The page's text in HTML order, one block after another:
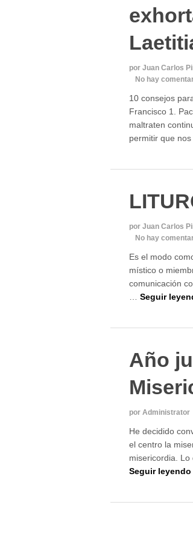
por Juan Carlos
No hay
10 consejos
Francisco 1.
maltraten
permitir que
por Juan Carlos
No hay
Es el modo
místico o
comunicación
Seguir
Año
por Administrator
He decidido
el centro la
misericordia. Lo
Seguir